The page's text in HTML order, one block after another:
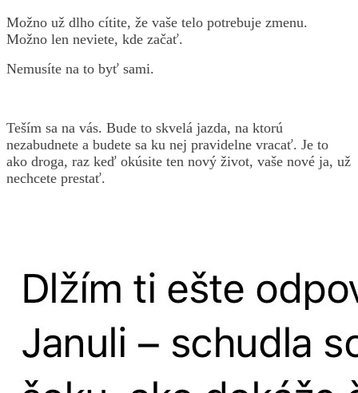
Možno už dlho cítite, že vaše telo potrebuje zmenu.
Možno len neviete, kde začať.
Nemusíte na to byť sami.
Teším sa na vás. Bude to skvelá jazda, na ktorú
nezabudnete a budete sa ku nej pravidelne vracať. Je to
ako droga, raz keď okúsite ten nový život, vaše nové ja, už
nechcete prestať.